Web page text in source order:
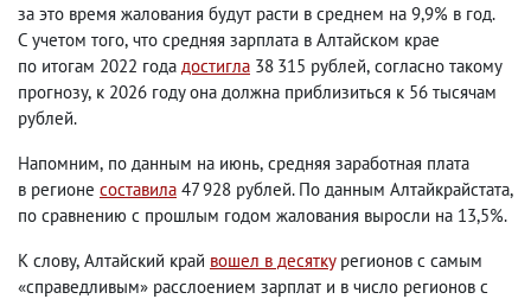
за это время жалования будут расти в среднем на 9,9% в год.
С учетом того, что средняя зарплата в Алтайском крае
по итогам 2022 года достигла 38 315 рублей, согласно такому
прогнозу, к 2026 году она должна приблизиться к 56 тысячам
рублей.
Напомним, по данным на июнь, средняя заработная плата
в регионе составила 47 928 рублей. По данным Алтайкрайстата,
по сравнению с прошлым годом жалования выросли на 13,5%.
К слову, Алтайский край вошел в десяткурегионов с самым
«справедливым» расслоением зарплат и в число регионов с